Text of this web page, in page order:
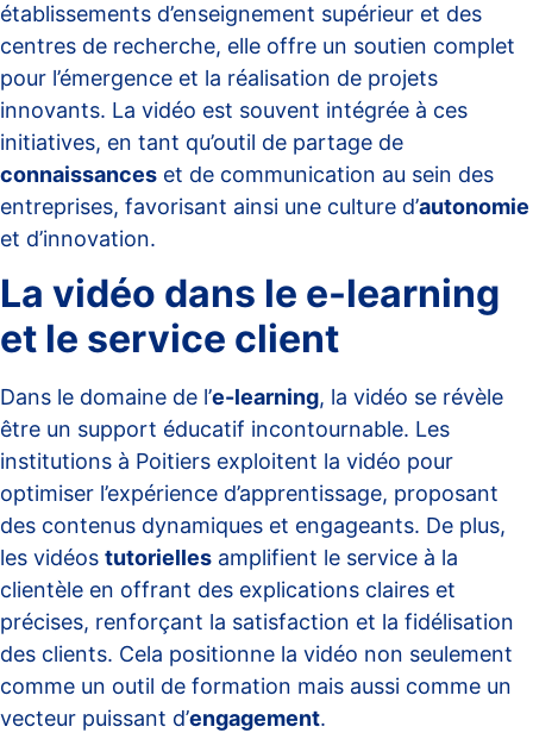
établissements d’enseignement supérieur et des
centres de recherche, elle offre un soutien complet
pour l’émergence et la réalisation de projets
innovants. La vidéo est souvent intégrée à ces
initiatives, en tant qu’outil de partage de
connaissances et de communication au sein des
entreprises, favorisant ainsi une culture d’autonomie
et d’innovation.
La vidéo dans le e-learning
et le service client
Dans le domaine de l’e-learning, la vidéo se révèle
être un support éducatif incontournable. Les
institutions à Poitiers exploitent la vidéo pour
optimiser l’expérience d’apprentissage, proposant
des contenus dynamiques et engageants. De plus,
les vidéos tutorielles amplifient le service à la
clientèle en offrant des explications claires et
précises, renforçant la satisfaction et la fidélisation
des clients. Cela positionne la vidéo non seulement
comme un outil de formation mais aussi comme un
vecteur puissant d’engagement.